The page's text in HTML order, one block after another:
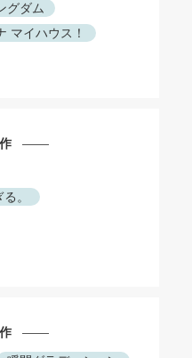
グダム
マイハウス！
。